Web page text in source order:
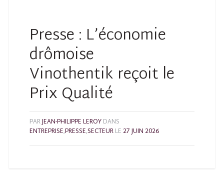
Presse : L’économie
drômoise
Vinothentik reçoit le
Prix Qualité
PARJEAN-PHILIPPE LEROYDANS
ENTREPRISE,PRESSE,SECTEURLE27 JUIN 2026